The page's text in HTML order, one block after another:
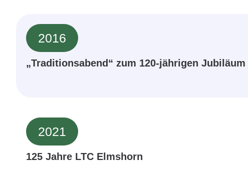
2016
„Traditionsabend“ zum 120-jährigen Jubiläum
2021
125 Jahre LTC Elmshorn